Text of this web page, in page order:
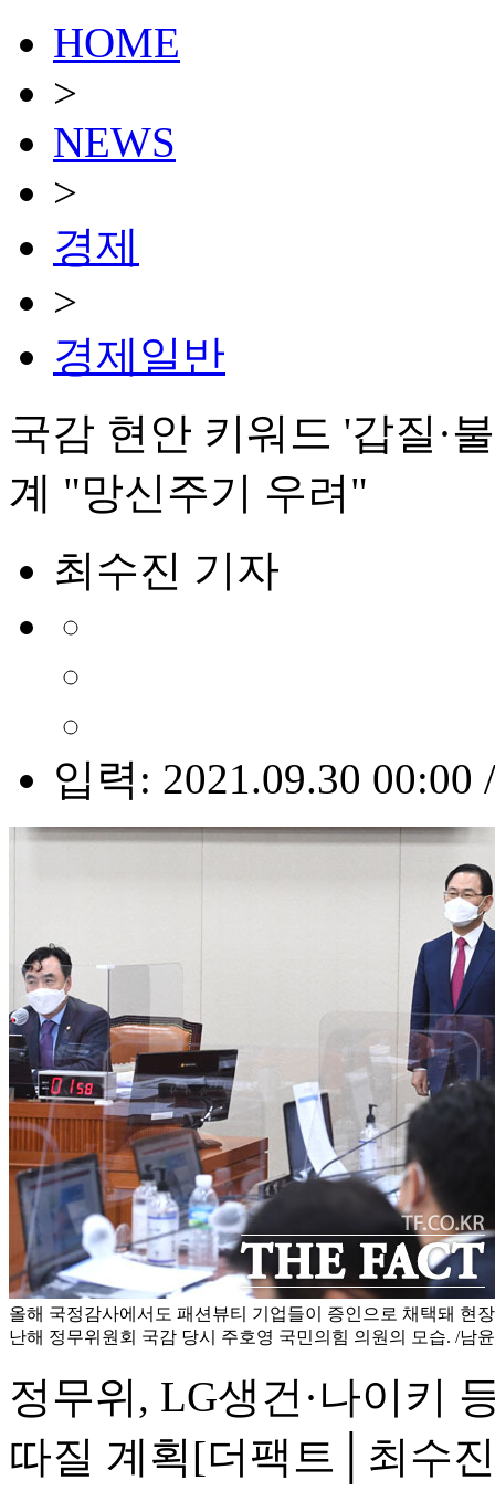
HOME
>
NEWS
>
경제
>
경제일반
국감 현안 키워드 '갑질·
계 "망신주기 우려"
최수진 기자
입력: 2021.09.30 00:00
올해 국정감사에서도 패션뷰티 기업들이 증인으로 채택돼 현
난해 정무위원회 국감 당시 주호영 국민의힘 의원의 모습. /남
정무위, LG생건·나이키
따질 계획[더팩트│최수